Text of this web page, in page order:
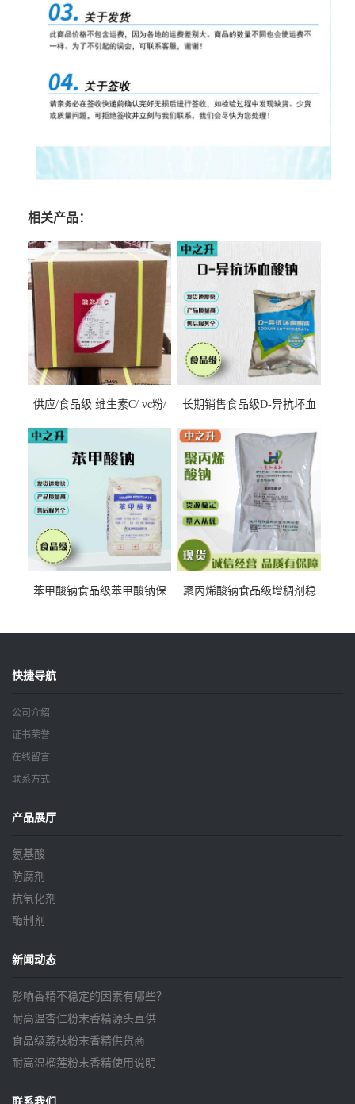
相关产品：
供应/食品级 维生素C/ vc粉/
长期销售食品级D-异抗坏血
苯甲酸钠食品级苯甲酸钠保
聚丙烯酸钠食品级增稠剂稳
快捷导航
公司介绍
证书荣誉
在线留言
联系方式
产品展厅
氨基酸
防腐剂
抗氧化剂
酶制剂
新闻动态
影响香精不稳定的因素有哪些？
耐高温杏仁粉末香精源头直供
食品级荔枝粉末香精供货商
耐高温榴莲粉末香精使用说明